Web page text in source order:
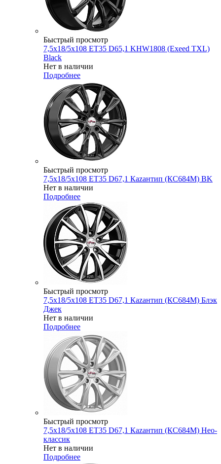
Быстрый просмотр
7,5x18/5x108 ET35 D65,1 KHW1808 (Exeed TXL)
Black
Нет в наличии
Подробнее
Быстрый просмотр
7,5x18/5x108 ET35 D67,1 Каzантип (КС684М) BK
Нет в наличии
Подробнее
Быстрый просмотр
7,5x18/5x108 ET35 D67,1 Каzантип (КС684М) Блэк
Джек
Нет в наличии
Подробнее
Быстрый просмотр
7,5x18/5x108 ET35 D67,1 Каzантип (КС684М) Нео-
классик
Нет в наличии
Подробнее